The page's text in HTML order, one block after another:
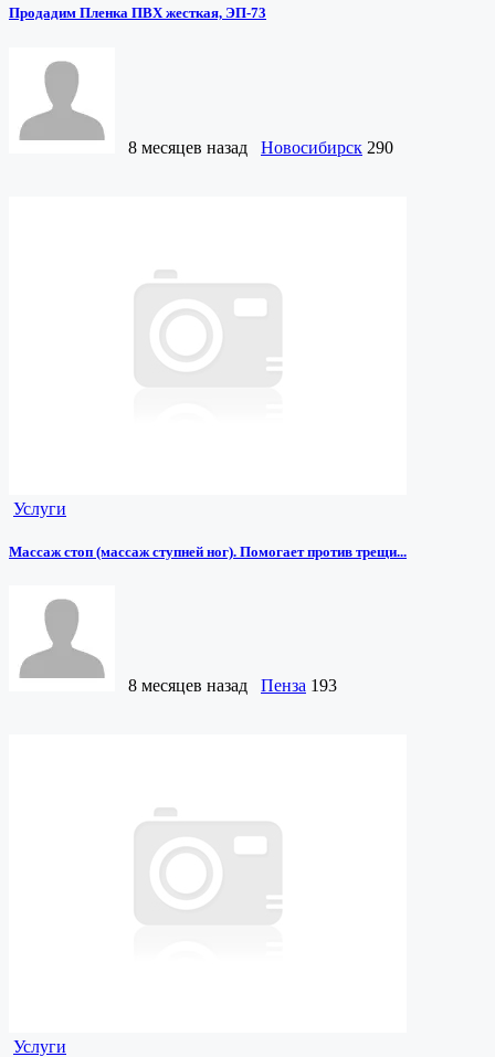
Продадим Пленка ПВХ жесткая, ЭП-73
8 месяцев назад Новосибирск 290
Услуги
Массаж стоп (массаж ступней ног). Помогает против трещи...
8 месяцев назад Пенза 193
Услуги